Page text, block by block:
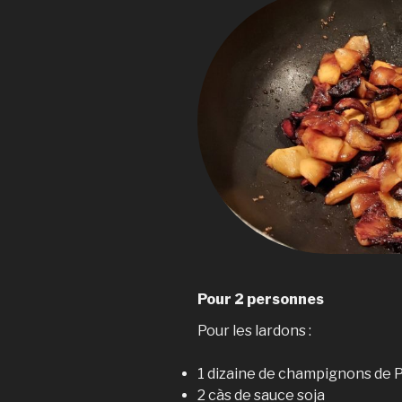
Pour 2 personnes
Pour les lardons :
1 dizaine de champignons de
2 càs de sauce soja